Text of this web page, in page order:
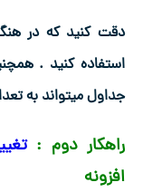
دقت کنید که در
استفاده کنید .
جداول میتواند به
راهکار دوم :
افزونه